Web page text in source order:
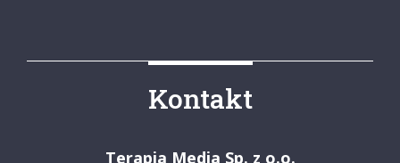
Kontakt
Terapia Media Sp. z o.o.